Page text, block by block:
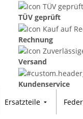
TÜV geprüft
Rechnung
Versand
Kundenservice
Ersatzteile